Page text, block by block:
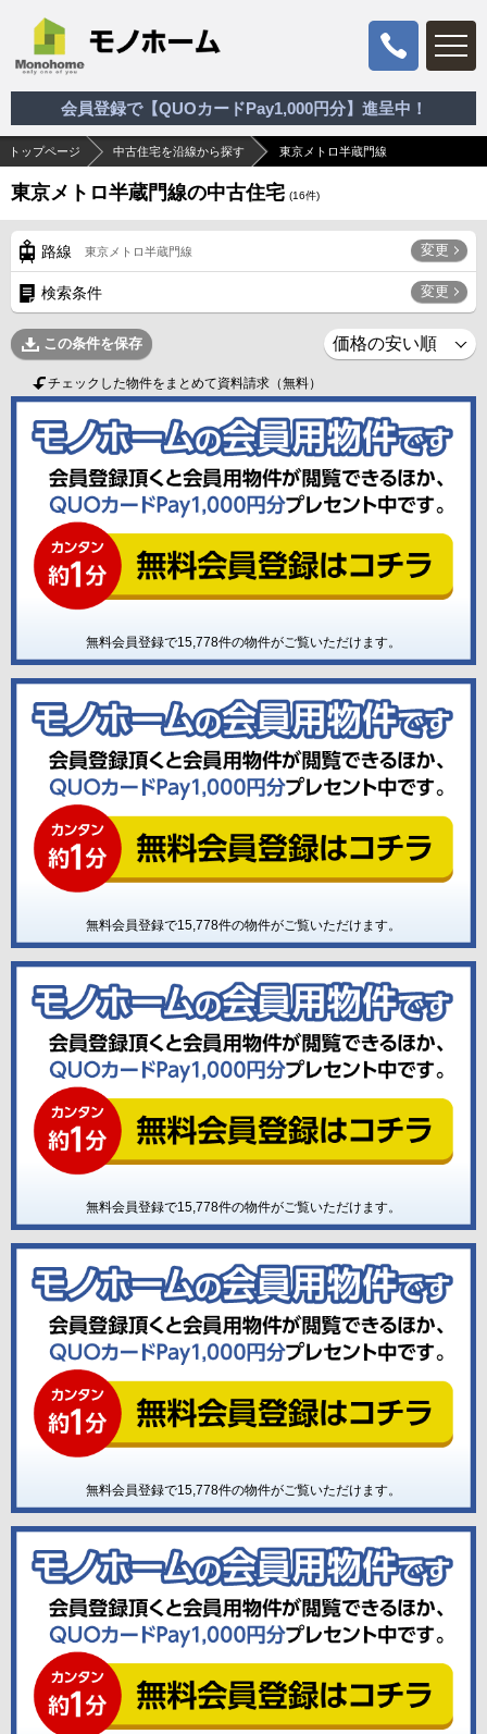
会員登録で【QUOカードPay1,000円分】進呈中！
トップページ 中古住宅を沿線から探す 東京メトロ半蔵門線
東京メトロ半蔵門線の中古住宅 (16件)
路線 東京メトロ半蔵門線 変更
検索条件 変更
この条件を保存
チェックした物件をまとめて資料請求（無料）
無料会員登録で15,778件の物件がご覧いただけます。
無料会員登録で15,778件の物件がご覧いただけます。
無料会員登録で15,778件の物件がご覧いただけます。
無料会員登録で15,778件の物件がご覧いただけます。